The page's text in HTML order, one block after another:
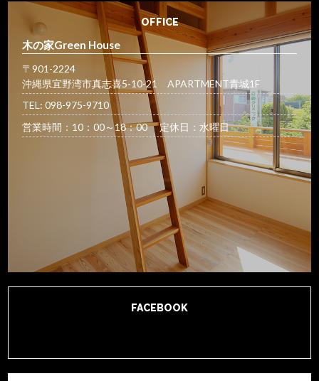
OFFICE
木の家Green House
〒901-2224
沖縄県宜野湾市真志喜5-10-21 APARTMENT青城1F
TEL: 098-975-9710
営業時間：10：00～18：00 定休日：水曜日
FACEBOOK